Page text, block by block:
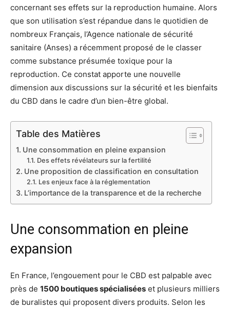
concernant ses effets sur la reproduction humaine. Alors
que son utilisation s’est répandue dans le quotidien de
nombreux Français, l’Agence nationale de sécurité
sanitaire (Anses) a récemment proposé de le classer
comme substance présumée toxique pour la
reproduction. Ce constat apporte une nouvelle
dimension aux discussions sur la sécurité et les bienfaits
du CBD dans le cadre d’un bien-être global.
Table des Matières
Une consommation en pleine expansion
Des effets révélateurs sur la fertilité
Une proposition de classification en consultation
Les enjeux face à la réglementation
L’importance de la transparence et de la recherche
Une consommation en pleine
expansion
En France, l’engouement pour le CBD est palpable avec
près de 1500 boutiques spécialisées et plusieurs milliers
de buralistes qui proposent divers produits. Selon les